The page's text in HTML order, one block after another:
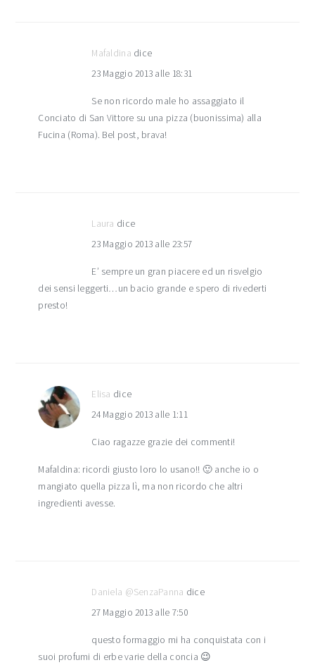
Mafaldina dice
23 Maggio 2013 alle 18:31
Se non ricordo male ho assaggiato il
Conciato di San Vittore su una pizza (buonissima) alla
Fucina (Roma). Bel post, brava!
Laura dice
23 Maggio 2013 alle 23:57
E’ sempre un gran piacere ed un risvelgio
dei sensi leggerti…un bacio grande e spero di rivederti
presto!
Elisa dice
24 Maggio 2013 alle 1:11
Ciao ragazze grazie dei commenti!
Mafaldina: ricordi giusto loro lo usano!! 🙂 anche io o
mangiato quella pizza lì, ma non ricordo che altri
ingredienti avesse.
Daniela @SenzaPanna dice
27 Maggio 2013 alle 7:50
questo formaggio mi ha conquistata con i
suoi profumi di erbe varie della concia 😉